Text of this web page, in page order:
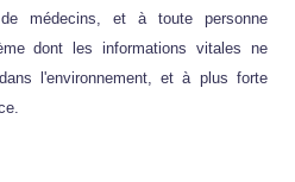
médecins, et à toute personne
dont les informations vitales ne
l'environnement, et à plus forte